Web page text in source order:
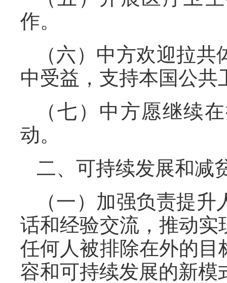
作。
（六）中方欢迎拉
中受益，支持本国公共
（七）中方愿继续
动。
二、可持续发展和减
（一）加强负责提
话和经验交流，推动
任何人被排除在外的
容和可持续发展的新模